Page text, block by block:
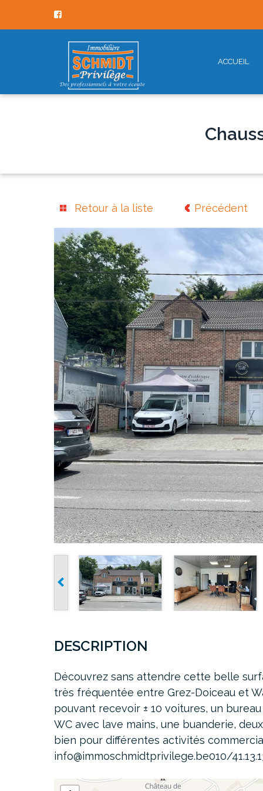
ACCUEIL
Retour à la liste Précédent
DESCRIPTION
Découvrez sans attendre cette belle
très fréquentée entre Grez-Doiceau et
pouvant recevoir ± 10 voitures, un
WC avec lave mains, une buanderie,
bien pour différentes activités
info@immoschmidtprivilege.be010/